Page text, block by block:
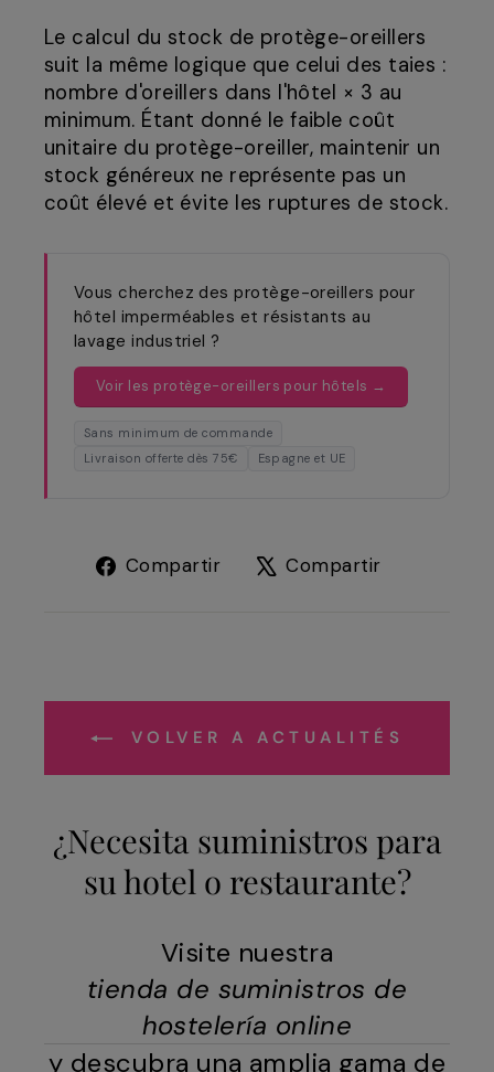
Le calcul du stock de protège-oreillers
suit la même logique que celui des taies :
nombre d'oreillers dans l'hôtel × 3 au
minimum. Étant donné le faible coût
unitaire du protège-oreiller, maintenir un
stock généreux ne représente pas un
coût élevé et évite les ruptures de stock.
Vous cherchez des protège-oreillers pour
hôtel imperméables et résistants au
lavage industriel ?
Voir les protège-oreillers pour hôtels →
Sans minimum de commande
Livraison offerte dès 75€
Espagne et UE
Compartir
Compartir
Compartir
VOLVER A ACTUALITÉS
¿Necesita suministros para
su hotel o restaurante?
Visite nuestra
tienda de suministros de
hostelería online
y descubra una amplia gama de